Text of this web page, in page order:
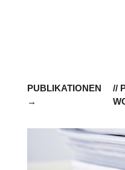
PUBLIKATIONEN
//